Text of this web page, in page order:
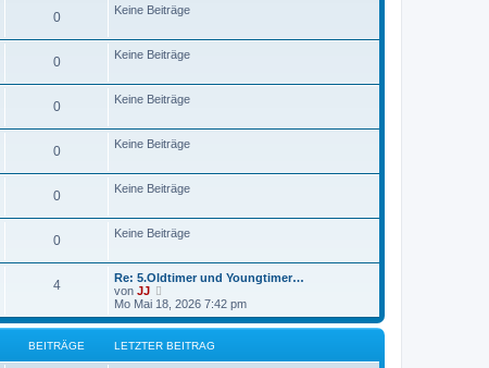
0 Keine Beiträge
0 Keine Beiträge
0 Keine Beiträge
0 Keine Beiträge
0 Keine Beiträge
0 Keine Beiträge
4
Re: 5.Oldtimer und Youngtimer…
von JJ
e
u
e
s
Mo Mai 18, 2026 7:42 pm
BEITRÄGE LETZTER BEITRAG